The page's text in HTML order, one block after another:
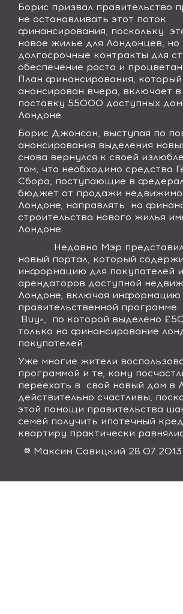
Борис призвал правительство
не останавливать этот поток
финансирования, поскольку
новое жилье для Лондонцев, но
долгосрочные контракты для
обеспечение роста и
План финансирования,
анонсирован вчера, включает в
поставку 55000 доступных
Лондоне.
Борис Джонсон, выступая по
анонсирования выделения
снова вернулся к своей
том, что необходимо средства
Сбора, поступающие в
бюджет от продажи
Лондоне, направлять на
строительства нового жилья
Лондоне.
Недавно Мэр
новый портал, который
информацию для покупателей
арендаторов доступной
Лондоне, включая информацию
правительственной программе
Buy», по которой выделено
только на финансирование
покупателей.
Уже многие жители
программой и те, кому
переехать в свой новый дом в
действительно счастливы,
этой помощи правительства
семей получить ипотечный
квартиру практически
® Максим Савицкий 28.07.2013